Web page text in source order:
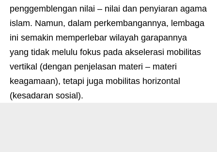
penggemblengan nilai – nilai dan penyiaran agama
islam. Namun, dalam perkembangannya, lembaga
ini semakin memperlebar wilayah garapannya
yang tidak melulu fokus pada akselerasi mobilitas
vertikal (dengan penjelasan materi – materi
keagamaan), tetapi juga mobilitas horizontal
(kesadaran sosial).